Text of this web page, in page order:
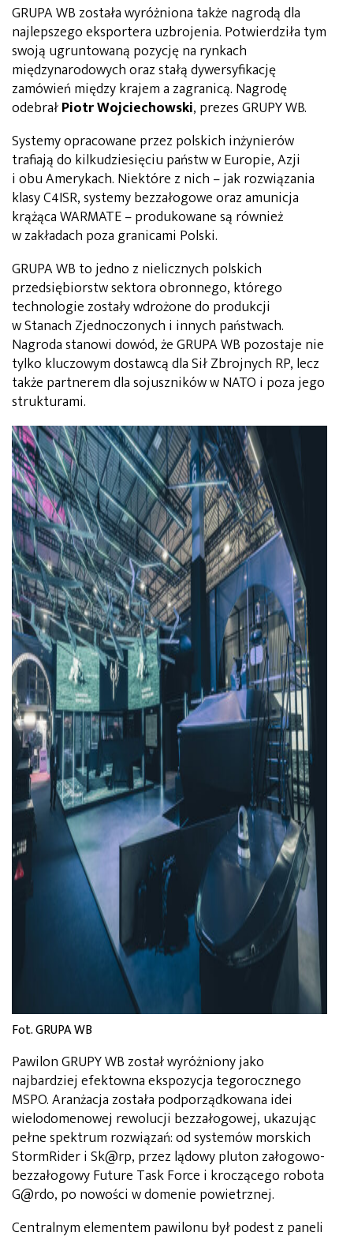
GRUPA WB została wyróżniona także nagrodą dla
najlepszego eksportera uzbrojenia. Potwierdziła tym
swoją ugruntowaną pozycję na rynkach
międzynarodowych oraz stałą dywersyfikację
zamówień między krajem a zagranicą. Nagrodę
odebrałPiotrWojciechowski, prezes GRUPY WB.
Systemy opracowane przez polskich inżynierów
trafiają do kilkudziesięciu państw w Europie, Azji
i obu Amerykach. Niektóre z nich – jak rozwiązania
klasy C4ISR, systemy bezzałogowe oraz amunicja
krążąca WARMATE – produkowane są również
w zakładach poza granicami Polski.
GRUPA WB to jedno z nielicznych polskich
przedsiębiorstw sektora obronnego, którego
technologie zostały wdrożone do produkcji
w Stanach Zjednoczonych i innych państwach.
Nagroda stanowi dowód, że GRUPA WB pozostaje nie
tylko kluczowym dostawcą dla Sił Zbrojnych RP, lecz
także partnerem dla sojuszników w NATO i poza jego
strukturami.
Fot. GRUPA WB
Pawilon GRUPY WB został wyróżniony jako
najbardziej efektowna ekspozycja tegorocznego
MSPO. Aranżacja została podporządkowana idei
wielodomenowej rewolucji bezzałogowej, ukazując
pełne spektrum rozwiązań: od systemów morskich
StormRider i Sk@rp, przez lądowy pluton załogowo-
bezzałogowy Future Task Force i kroczącego robota
G@rdo, po nowości w domenie powietrznej.
Centralnym elementem pawilonu był podest z paneli